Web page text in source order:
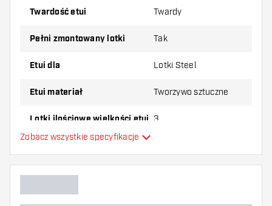
Twardość etui Twardy
pełni zmontowany lotki Tak
Etui dla Lotki Steel
Etui materiał Tworzywo sztuczne
Lotki ilościowe wielkości etui 3
Zobacz wszystkie specyfikacje